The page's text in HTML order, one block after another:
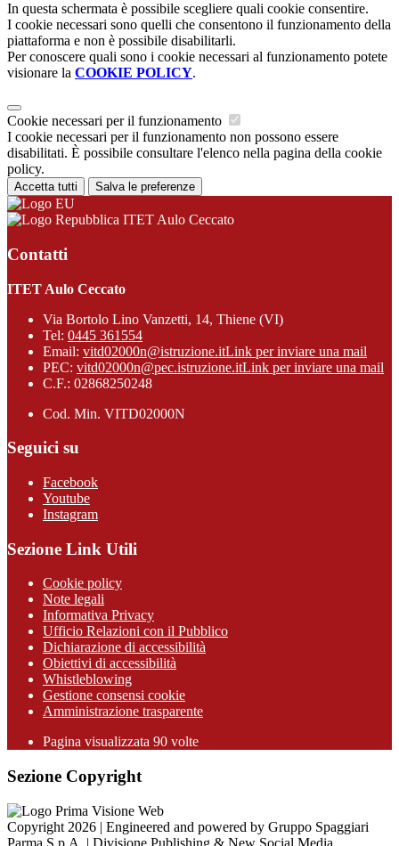
In questa schermata è possibile scegliere quali cookie consentire.
I cookie necessari sono quelli che consentono il funzionamento della
piattaforma e non è possibile disabilitarli.
Per conoscere quali sono i cookie necessari al funzionamento potete
visionare la COOKIE POLICY.
Cookie necessari per il funzionamento
I cookie necessari per il funzionamento non possono essere
disabilitati. È possibile consultare l'elenco nella pagina della cookie
policy.
Accetta tutti Salva le preferenze
ITET Aulo Ceccato
Contatti
ITET Aulo Ceccato
Via Bortolo Lino Vanzetti, 14, Thiene (VI)
Tel: 0445 361554
Email: vitd02000n@istruzione.itLink per inviare una mail
PEC: vitd02000n@pec.istruzione.itLink per inviare una mail
C.F.: 02868250248
Cod. Min. VITD02000N
Seguici su
Facebook
Youtube
Instagram
Sezione Link Utili
Cookie policy
Note legali
Informativa Privacy
Ufficio Relazioni con il Pubblico
Dichiarazione di accessibilità
Obiettivi di accessibilità
Whistleblowing
Gestione consensi cookie
Amministrazione trasparente
Pagina visualizzata 90 volte
Sezione Copyright
Copyright 2026 | Engineered and powered by Gruppo Spaggiari
Parma S.p.A. | Divisione Publishing & New Social Media